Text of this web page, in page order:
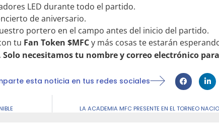
LED durante todo el partido.
de aniversario.
portero en el campo antes del inicio del partido.
tu Fan Token $MFCy más cosas te estarán
necesitamos tu nombre y correo electrónico
esta noticia en tus redes sociales
LA ACADEMIA MFC PRESENTE EN EL TORNEO